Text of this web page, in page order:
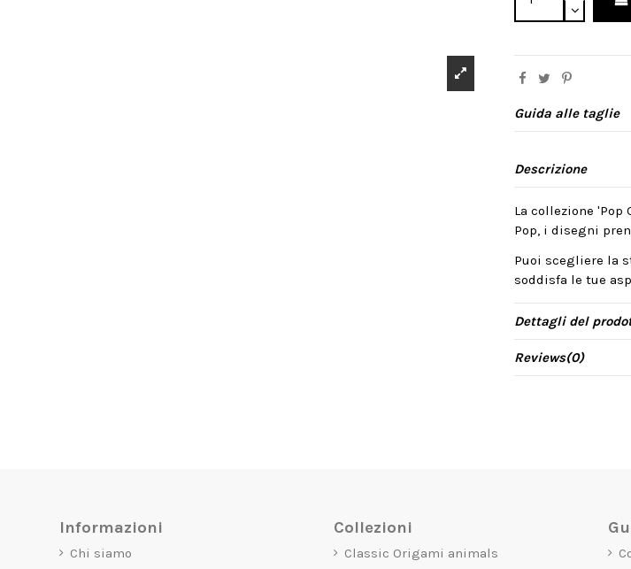
Guida alle taglie
Descrizione
La collezione
Pop, i disegni
Puoi scegliere la
soddisfa le tue
Dettagli del
Reviews(0)
Informazioni
Chi siamo
Collezioni
Classic Origami animals